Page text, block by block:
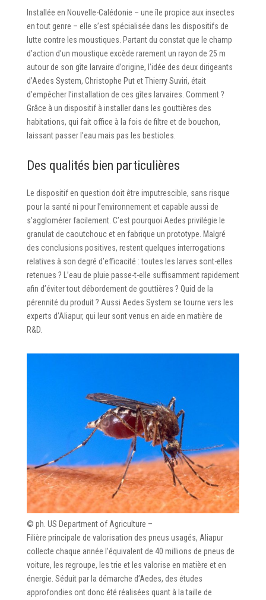
Installée en Nouvelle-Calédonie – une île propice aux insectes
en tout genre – elle s’est spécialisée dans les dispositifs de
lutte contre les moustiques. Partant du constat que le champ
d’action d’un moustique excède rarement un rayon de 25 m
autour de son gîte larvaire d’origine, l’idée des deux dirigeants
d’Aedes System, Christophe Put et Thierry Suviri, était
d’empêcher l’installation de ces gîtes larvaires. Comment ?
Grâce à un dispositif à installer dans les gouttières des
habitations, qui fait office à la fois de filtre et de bouchon,
laissant passer l’eau mais pas les bestioles.
Des qualités bien particulières
Le dispositif en question doit être imputrescible, sans risque
pour la santé ni pour l’environnement et capable aussi de
s’agglomérer facilement. C’est pourquoi Aedes privilégie le
granulat de caoutchouc et en fabrique un prototype. Malgré
des conclusions positives, restent quelques interrogations
relatives à son degré d’efficacité : toutes les larves sont-elles
retenues ? L’eau de pluie passe-t-elle suffisamment rapidement
afin d’éviter tout débordement de gouttières ? Quid de la
pérennité du produit ? Aussi Aedes System se tourne vers les
experts d’Aliapur, qui leur sont venus en aide en matière de
R&D.
© ph. US Department of Agriculture –
Filière principale de valorisation des pneus usagés, Aliapur
collecte chaque année l’équivalent de 40 millions de pneus de
voiture, les regroupe, les trie et les valorise en matière et en
énergie. Séduit par la démarche d’Aedes, des études
approfondies ont donc été réalisées quant à la taille de